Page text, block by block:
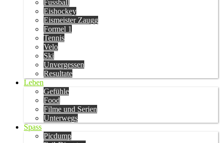
Fussball
Eishockey
Eismeister Zaugg
Formel 1
Tennis
Velo
Ski
Unvergessen
Resultate
Leben
Gefühle
Food
Filme und Serien
Unterwegs
Spass
Picdump